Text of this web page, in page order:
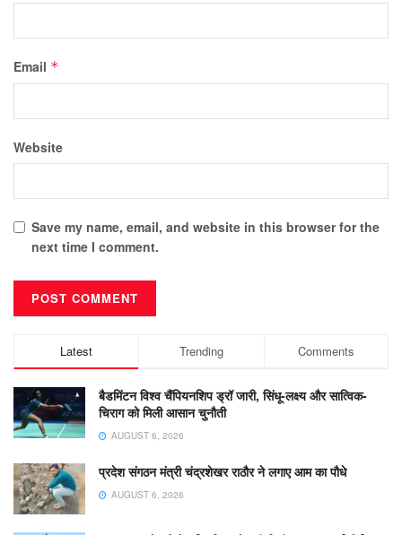
Email *
Website
Save my name, email, and website in this browser for the
next time I comment.
Latest Trending Comments
बैडमिंटन विश्व चैंपियनशिप ड्रॉ जारी, सिंधू-लक्ष्य और सात्विक-
चिराग को मिली आसान चुनौती
AUGUST 6, 2026
प्रदेश संगठन मंत्री चंद्रशेखर राठौर ने लगाए आम का पौधे
AUGUST 6, 2026